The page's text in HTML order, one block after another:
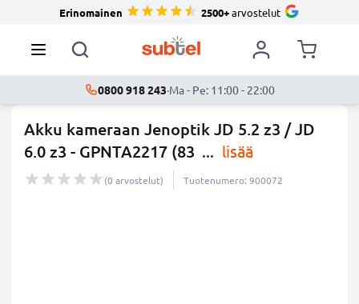
Erinomainen 2500+arvostelut
0800 918 243·Ma - Pe: 11:00 - 22:00
Akku kameraan Jenoptik JD 5.2 z3 / JD
6.0 z3 - GPNTA2217 (83 ... lisää
(0 arvostelut) Tuotenumero: 900072